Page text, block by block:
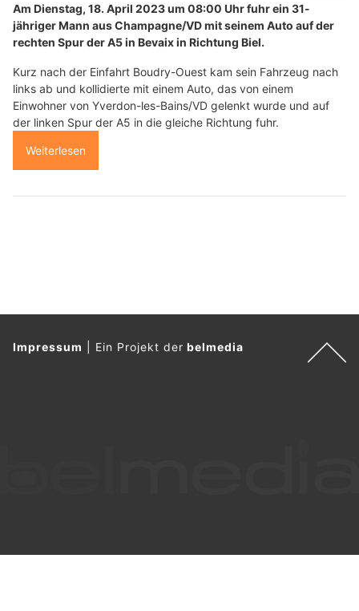
Am Dienstag, 18. April 2023 um 08:00 Uhr fuhr ein 31-
jähriger Mann aus Champagne/VD mit seinem Auto auf der
rechten Spur der A5 in Bevaix in Richtung Biel.
Kurz nach der Einfahrt Boudry-Ouest kam sein Fahrzeug nach
links ab und kollidierte mit einem Auto, das von einem
Einwohner von Yverdon-les-Bains/VD gelenkt wurde und auf
der linken Spur der A5 in die gleiche Richtung fuhr.
Weiterlesen
Impressum Ein Projekt derbelmedia